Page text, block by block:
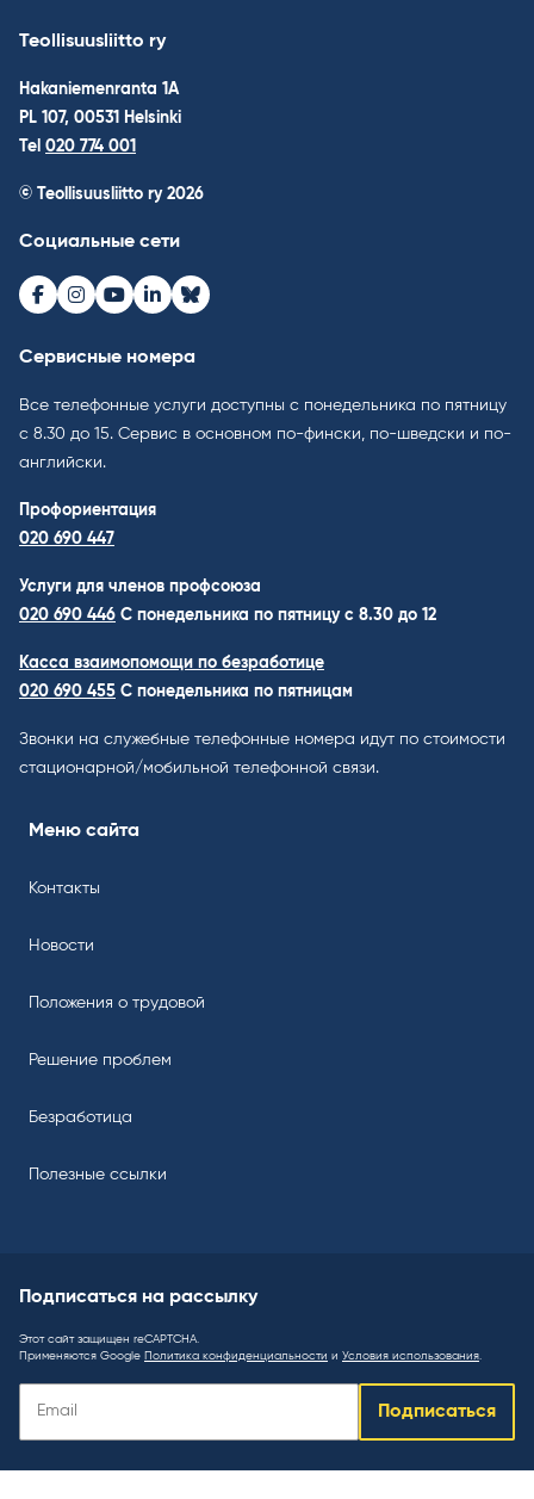
Teollisuusliitto ry
Hakaniemenranta 1A
PL 107, 00531 Helsinki
Tel 020 774 001
© Teollisuusliitto ry 2026
Социальные сети
Facebook
Instagram
Youtube
LinkedInBluesky
Сервисные номера
Все телефонные услуги доступны с понедельника по пятницу
с 8.30 до 15. Cервис в основном по-фински, по-шведски и по-
английски.
Профориентация
020 690 447
Услуги для членов профсоюза
020 690 446 C понедельника по пятницу с 8.30 до 12
Касса взаимопомощи по безработице
020 690 455 С понедельника по пятницам
Звонки на служебные телефонные номера идут по стоимости
стационарной/мобильной телефонной связи.
Меню сайта
Контакты
Новости
Положения о трудовой
Решение проблем
Безработица
Полезные ссылки
Подписаться на рассылку
Этот сайт защищен reCAPTCHA.
Применяются Google Политика конфиденциальности и Условия использования
Подписаться